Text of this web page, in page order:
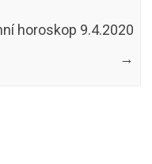
horoskop 9.4.2020
→